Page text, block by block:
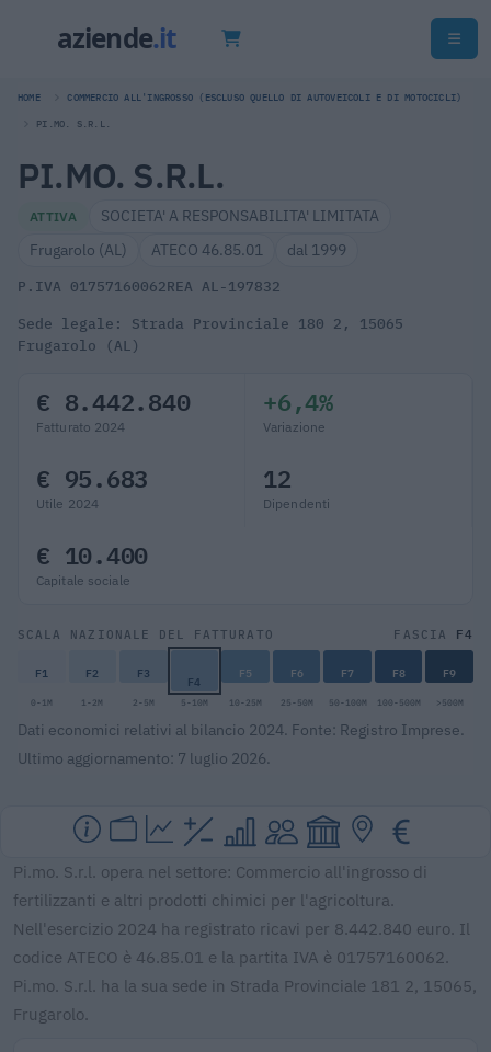
HOME COMMERCIO ALL'INGROSSO (ESCLUSO QUELLO DI AUTOVEICOLI E DI MOTOCICLI)
PI.MO. S.R.L.
PI.MO. S.R.L.
ATTIVA
SOCIETA' A RESPONSABILITA' LIMITATA
Frugarolo (AL)
ATECO 46.85.01 dal 1999
P.IVA 01757160062REA AL-197832
Sede legale: Strada Provinciale 180 2, 15065
Frugarolo (AL)
€ 8.442.840
Fatturato 2024
+6,4%
Variazione
€ 95.683
Utile 2024
12
Dipendenti
€ 10.400
Capitale sociale
SCALA NAZIONALE DEL FATTURATO FASCIA F4
F1 F2 F3 F4 F5 F6 F7 F8 F9
0-1M 1-2M 2-5M 5-10M 10-25M 25-50M 50-100M 100-500M >500M
Dati economici relativi al bilancio 2024. Fonte: Registro Imprese.
Ultimo aggiornamento: 7 luglio 2026.
Pi.mo. S.r.l. opera nel settore: Commercio all'ingrosso di
fertilizzanti e altri prodotti chimici per l'agricoltura.
Nell'esercizio 2024 ha registrato ricavi per 8.442.840 euro. Il
codice ATECO è 46.85.01 e la partita IVA è 01757160062.
Pi.mo. S.r.l. ha la sua sede in Strada Provinciale 181 2, 15065,
Frugarolo.